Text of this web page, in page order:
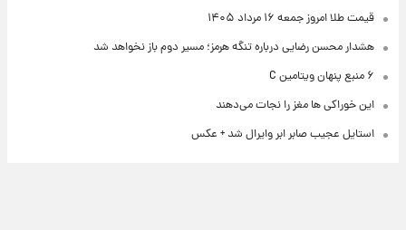
قیمت طلا امروز جمعه ۱۶ مرداد ۱۴۰۵
هشدار محسن رضایی درباره تنگه هرمز؛ مسیر دوم باز نخواهد شد
۶ منبع پنهان ویتامین C
این خوراکی ها مغز را نجات می‌دهند
استایل عجیب صابر ابر وایرال شد + عکس